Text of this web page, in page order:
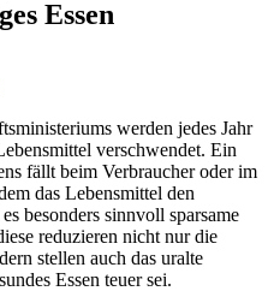
Essen
werden jedes Jahr
verschwendet. Ein
fällt beim Verbraucher oder im
das Lebensmittel den
besonders sinnvoll sparsame
reduzieren nicht nur die
stellen auch das uralte
Essen teuer sei.